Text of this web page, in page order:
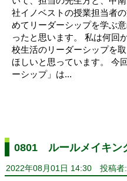
社イノベストの授業担当者
めてリーダーシップを学ぶ
ったと思います。 私は何回
校生活のリーダーシップを
ほしいと思っています。 今
ーシップ」は...
0801 ルールメイキン
2022年08月01日 14:30 投稿者